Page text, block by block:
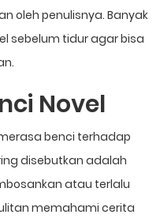
oleh penulisnya. Banyak
sebelum tidur agar bisa
Novel
benci terhadap
disebutkan adalah
atau terlalu
memahami cerita